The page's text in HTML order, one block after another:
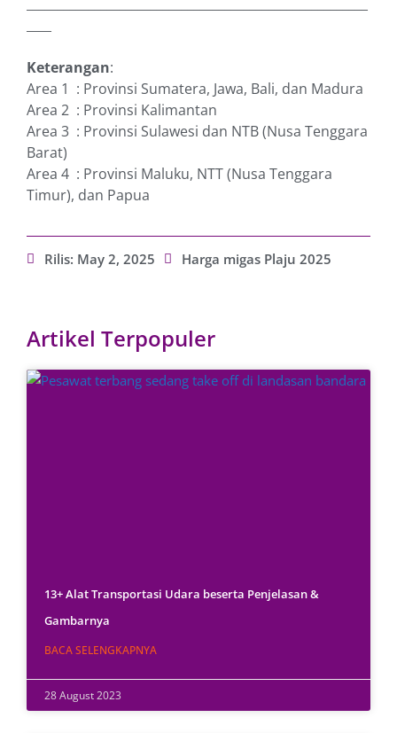
Keterangan:
Area 1 : Provinsi Sumatera, Jawa, Bali, dan Madura
Area 2 : Provinsi Kalimantan
Area 3 : Provinsi Sulawesi dan NTB (Nusa Tenggara
Barat)
Area 4 : Provinsi Maluku, NTT (Nusa Tenggara
Timur), dan Papua
Rilis: May 2, 2025 Harga migas Plaju 2025
Artikel Terpopuler
13+ Alat Transportasi Udara beserta Penjelasan &
Gambarnya
BACA SELENGKAPNYA
28 August 2023